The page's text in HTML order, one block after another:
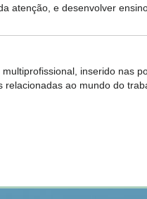
atenção, e desenvolver
inserido nas
ao mundo do